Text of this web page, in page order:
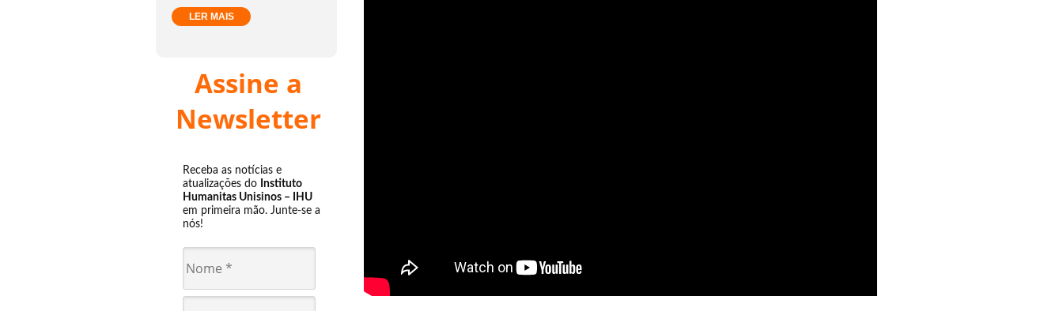
LER MAIS
Assine a
Newsletter
Receba as notícias e
atualizações do Instituto
Humanitas Unisinos – IHU
em primeira mão. Junte-se a
nós!